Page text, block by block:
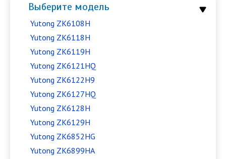
Выберите модель
Yutong ZK6108H
Yutong ZK6118H
Yutong ZK6119H
Yutong ZK6121HQ
Yutong ZK6122H9
Yutong ZK6127HQ
Yutong ZK6128H
Yutong ZK6129H
Yutong ZK6852HG
Yutong ZK6899HA